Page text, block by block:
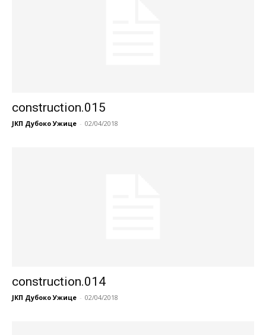
construction.015
ЈКП Дубоко Ужице - 02/04/2018
construction.014
ЈКП Дубоко Ужице - 02/04/2018